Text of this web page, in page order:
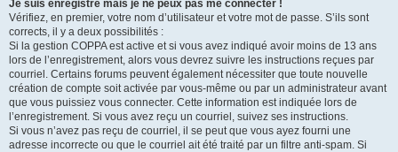
Je suis enregistré mais je ne peux pas me connecter !
Vérifiez, en premier, votre nom d’utilisateur et votre mot de passe. S’ils sont
corrects, il y a deux possibilités :
Si la gestion COPPA est active et si vous avez indiqué avoir moins de 13 ans
lors de l’enregistrement, alors vous devrez suivre les instructions reçues par
courriel. Certains forums peuvent également nécessiter que toute nouvelle
création de compte soit activée par vous-même ou par un administrateur avant
que vous puissiez vous connecter. Cette information est indiquée lors de
l’enregistrement. Si vous avez reçu un courriel, suivez ses instructions.
Si vous n’avez pas reçu de courriel, il se peut que vous ayez fourni une
adresse incorrecte ou que le courriel ait été traité par un filtre anti-spam. Si